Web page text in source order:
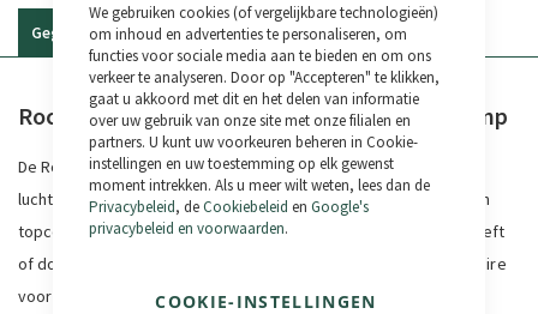
We gebruiken cookies (of vergelijkbare technologieën)
om inhoud en advertenties te personaliseren, om
functies voor sociale media aan te bieden en om ons
verkeer te analyseren. Door op "Accepteren" te klikken,
gaat u akkoord met dit en het delen van informatie
over uw gebruik van onze site met onze filialen en
partners. U kunt uw voorkeuren beheren in Cookie-
instellingen en uw toestemming op elk gewenst
moment intrekken. Als u meer wilt weten, lees dan de
Privacybeleid, deCookiebeleid en Google's
privacybeleid en voorwaarden.
COOKIE-INSTELLINGEN
Gegevens
Rock Machine M-Pump 70 draagbare luchtpomp
De Rock Machine M-Pump 70 is een draagbare en efficiënte
luchtpomp die is ontworpen voor fietsers die hun banden altijd in
topconditie willen houden. Of je je nu in bergachtig terrein begeeft
of door de stad rijdt, deze luchtpomp is een essentieel accessoire
voor je fietsuitrusting.
Reviews